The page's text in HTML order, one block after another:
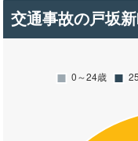
交通事故の戸坂